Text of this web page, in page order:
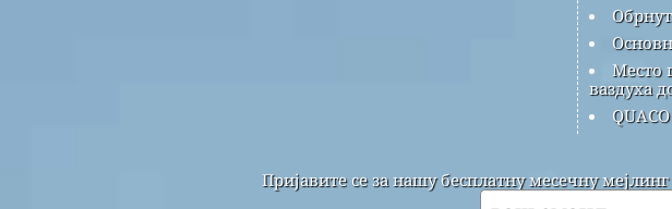
Место
ваздуха
Пријавите се за нашу бесплатну месечну